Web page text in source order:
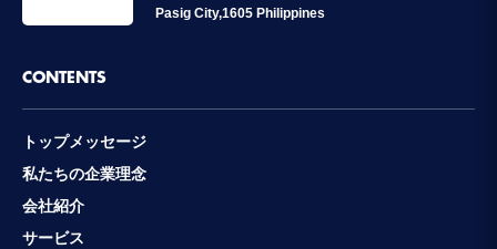
Pasig City,1605 Philippines
CONTENTS
トップメッセージ
私たちの企業理念
会社紹介
サービス